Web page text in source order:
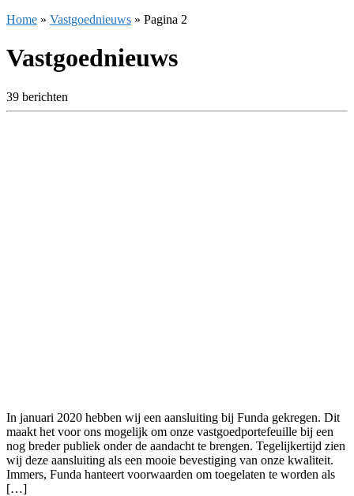
Home » Vastgoednieuws » Pagina 2
Vastgoednieuws
39 berichten
In januari 2020 hebben wij een aansluiting bij Funda gekregen. Dit
maakt het voor ons mogelijk om onze vastgoedportefeuille bij een
nog breder publiek onder de aandacht te brengen. Tegelijkertijd zien
wij deze aansluiting als een mooie bevestiging van onze kwaliteit.
Immers, Funda hanteert voorwaarden om toegelaten te worden als
[…]